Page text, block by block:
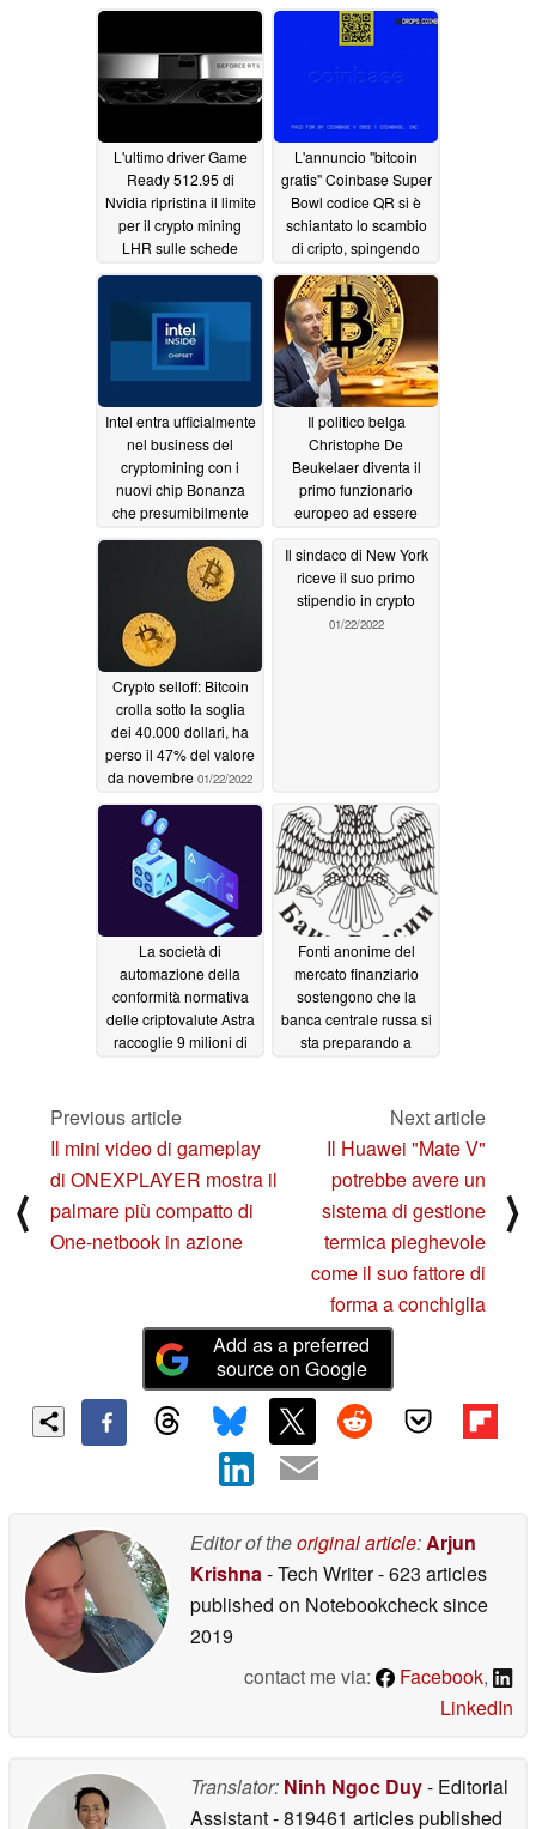
L'ultimo driver Game
Ready 512.95 di
Nvidia ripristina il limite
per il crypto mining
LHR sulle schede
Ampere, ma non è a
05/27/2022
L'annuncio "bitcoin
gratis" Coinbase Super
Bowl codice QR si è
schiantato lo scambio
di cripto, spingendo
una reazione da
Edward Snowden
02/14/2022
Intel entra ufficialmente
nel business del
cryptomining con i
nuovi chip Bonanza
che presumibilmente
offrono prestazioni
1000 volte migliori per
watt rispetto alle GPU
02/12/2022
Il politico belga
Christophe De
Beukelaer diventa il
primo funzionario
europeo ad essere
01/29/2022
Crypto selloff: Bitcoin
crolla sotto la soglia
dei 40.000 dollari, ha
perso il 47% del valore
da novembre 01/22/2022
Il sindaco di New York
riceve il suo primo
stipendio in crypto
01/22/2022
La società di
automazione della
conformità normativa
delle criptovalute Astra
raccoglie 9 milioni di
12/24/2021
Fonti anonime del
mercato finanziario
sostengono che la
banca centrale russa si
sta preparando a
12/17/2021
⟨
Previous article
Il mini video di gameplay
di ONEXPLAYER mostra il
palmare più compatto di
One-netbook in azione
Next article
Il Huawei "Mate V"
potrebbe avere un
sistema di gestione
termica pieghevole
come il suo fattore di
forma a conchiglia
⟩
Add as a preferred
source on Google
Editor of theoriginal article: Arjun
Krishna - Tech Writer- 623 articles
published on Notebookchecksince
2019
contact me via:
Facebook,
LinkedIn
Translator: Ninh Ngoc Duy- Editorial
Assistant- 819461 articles published